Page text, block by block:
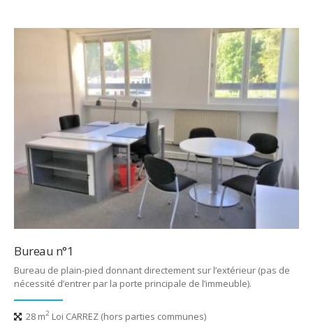
Bureau n°1
Bureau de plain-pied donnant directement sur l’extérieur (pas de
nécessité d’entrer par la porte principale de l’immeuble).
28 m2 Loi CARREZ (hors parties communes)